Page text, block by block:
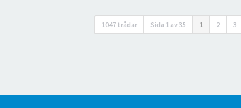
1047 trådar Sida 1 av35 1 2 3